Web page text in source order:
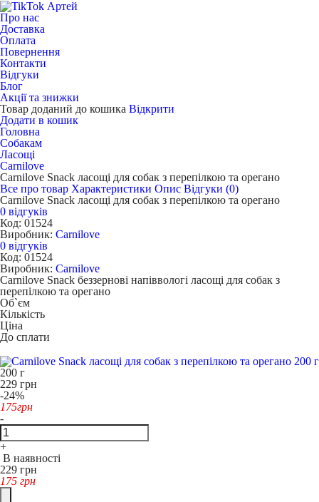
Про нас
Доставка
Оплата
Повернення
Контакти
Відгуки
Блог
Акції та знижки
Товар доданий до кошика Відкрити
Додати в кошик
Головна
Собакам
Ласощі
Carnilove
Carnilove Snack ласощі для собак з перепілкою та орегано
Все про товар Характеристики Опис Відгуки (0)
Carnilove Snack ласощі для собак з перепілкою та орегано
0 відгуків
Код: 01524
Виробник: Carnilove
0 відгуків
Код: 01524
Виробник: Carnilove
Carnilove Snack беззернові напіввологі ласощі для собак з
перепілкою та орегано
Об`єм
Кількість
Ціна
До сплати
200 г
229 грн
-24%
175грн
-
+
В наявності
229 грн
175 грн